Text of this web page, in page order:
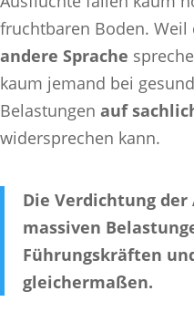
fruchtbaren Boden. Weil
andere Sprache
kaum jemand bei
Belastungen auf
widersprechen kann.
Die Verdichtung
massiven
Führungskräften
gleichermaßen.